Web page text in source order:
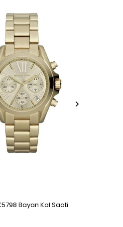
Bayan Kol Saati